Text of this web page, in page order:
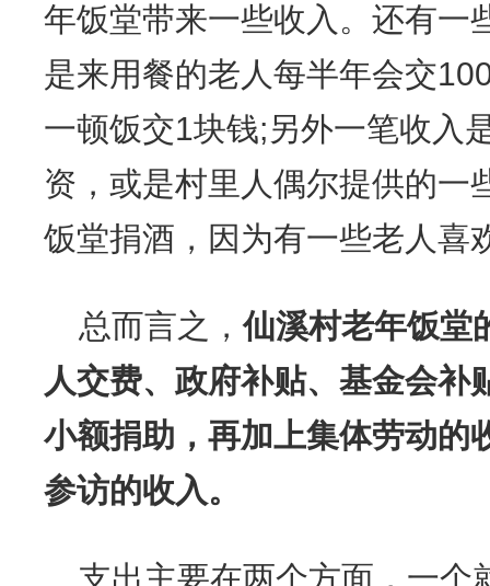
年饭堂带来一些收入。还有一
是来用餐的老人每半年会交
一顿饭交1块钱;另外一笔收入
资，或是村里人偶尔提供的一
饭堂捐酒，因为有一些老人喜
总而言之，仙溪村老年饭堂
人交费、政府补贴、基金会补
小额捐助，再加上集体劳动的
参访的收入。
支出主要在两个方面，一个